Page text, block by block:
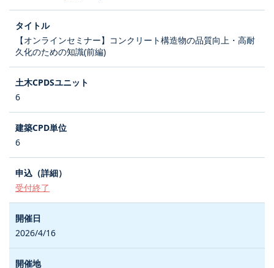
【オンラインセミナー】コンクリート構造物の品質向上・高耐
久化のための知識(前編)
6
6
受付終了
2026/4/16